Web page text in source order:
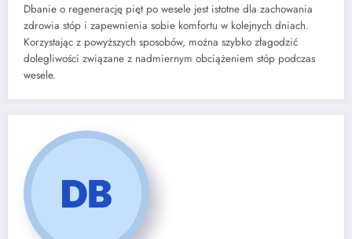
Dbanie o regenerację pięt po wesele jest istotne dla zachowania
zdrowia stóp i zapewnienia sobie komfortu w kolejnych dniach.
Korzystając z powyższych sposobów, można szybko złagodzić
dolegliwości związane z nadmiernym obciążeniem stóp podczas
wesele.